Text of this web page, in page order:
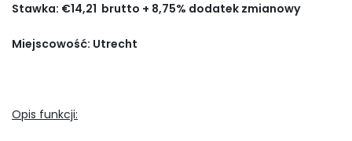
Stawka: €14,21 brutto + 8,75% dodatek zmianowy
Miejscowość: Utrecht
Opis funkcji: